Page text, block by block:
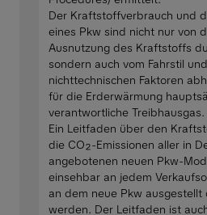
Der Kraftstoffverbrauch und
eines Pkw sind nicht nur von
Ausnutzung des Kraftstoffs
sondern auch vom Fahrstil
nichttechnischen Faktoren
für die Erderwärmung
verantwortliche Treibhausgas.
Ein Leitfaden über den
die CO₂-Emissionen aller in
angebotenen neuen Pkw-
einsehbar an jedem
an dem neue Pkw
werden. Der Leitfaden ist